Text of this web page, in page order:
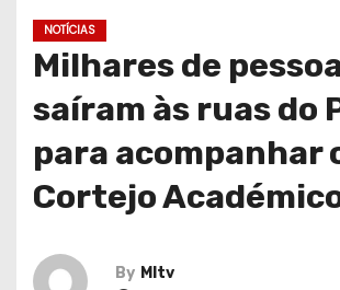
NOTÍCIAS
Milhares de
saíram às ruas do
para acompanhar
Cortejo
By MItv